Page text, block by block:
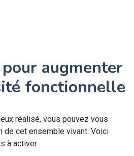
augmenter
fonctionnelle
réalisé, vous pouvez vous
de cet ensemble vivant. Voici
à activer :